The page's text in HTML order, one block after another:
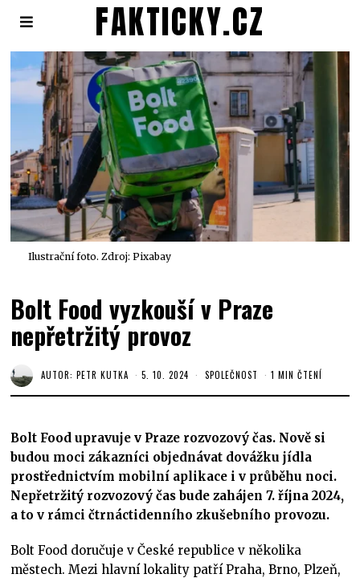
FAKTICKY.CZ
Ilustrační foto. Zdroj: Pixabay
Bolt Food vyzkouší v Praze
nepřetržitý provoz
AUTOR:PETR KUTKA 5. 10. 2024 SPOLEČNOST 1 MIN ČTENÍ
Bolt Food upravuje v Praze rozvozový čas. Nově si
budou moci zákazníci objednávat dovážku jídla
prostřednictvím mobilní aplikace i v průběhu noci.
Nepřetržitý rozvozový čas bude zahájen 7. října 2024,
a to v rámci čtrnáctidenního zkušebního provozu.
Bolt Food doručuje v České republice v několika
městech. Mezi hlavní lokality patří Praha, Brno, Plzeň,